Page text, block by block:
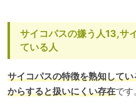
サイコパスの嫌う人13,サ
ている人
サイコパスの特徴を熟知して
からすると扱いにくい存在です